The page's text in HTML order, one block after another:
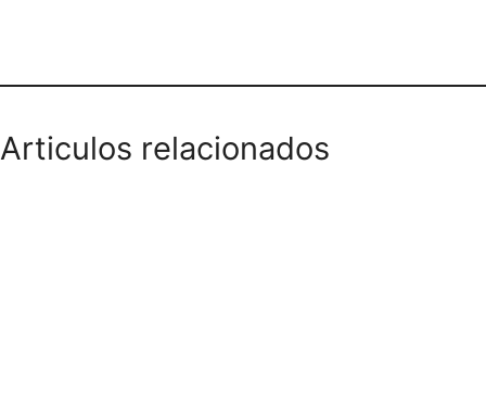
Articulos relacionados